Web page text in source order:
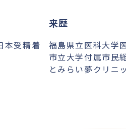
本受精着
来歴
福島県立医科大学
市立大学付属市民
とみらい夢クリニ